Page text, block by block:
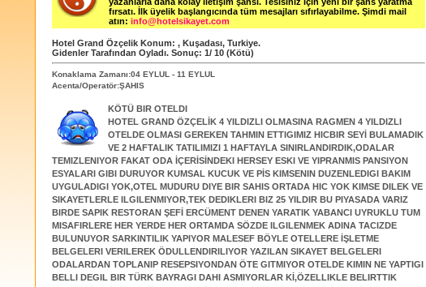
fırsatı. İlk üyelik başlangıcında tüm mesajları sıfırlayabilme. Şimdi mail
atın: info@hotelsikayet.com
Hotel Grand Özçelik Konum: , Kuşadası, Turkiye.
Gidenler Tarafından Oyladı. Sonuç: 1/ 10 (Kötü)
Konaklama Zamanı:04 EYLUL - 11 EYLUL
Acenta/Operatör:ŞAHIS
KÖTÜ BIR OTELDI
HOTEL GRAND ÖZÇELİK 4 YILDIZLI OLMASINA RAGMEN 4 YILDIZLI
OTELDE OLMASI GEREKEN TAHMIN ETTIGIMIZ HICBIR SEYİ BULAMADIK
VE 2 HAFTALIK TATILIMIZI 1 HAFTAYLA SINIRLANDIRDIK,ODALAR
TEMIZLENIYOR FAKAT ODA İÇERİSİNDEKI HERSEY ESKI VE YIPRANMIS PANSIYON
ESYALARI GIBI DURUYOR KUMSAL KUCUK VE PİS KIMSENIN DUZENLEDIGI BAKIM
UYGULADIGI YOK,OTEL MUDURU DIYE BIR SAHIS ORTADA HIC YOK KIMSE DILEK VE
SIKAYETLERLE ILGILENMIYOR,TEK DEDIKLERI BIZ 25 YILDIR BU PIYASADA VARIZ
BIRDE SAPIK RESTORAN ŞEFİ ERCÜMENT DENEN YARATIK YABANCI UYRUKLU TUM
MISAFIRLERE HER YERDE HER ORTAMDA SÖZDE ILGILENMEK ADINA TACIZDE
BULUNUYOR SARKINTILIK YAPIYOR MALESEF BÖYLE OTELLERE İŞLETME
BELGELERI VERILEREK ÖDULLENDIRILIYOR YAZILAN SIKAYET BELGELERI
ODALARDAN TOPLANIP RESEPSIYONDAN ÖTE GITMIYOR OTELDE KIMIN NE YAPTIGI
BELLI DEGIL BIR TÜRK BAYRAGI DAHI ASMIYORLAR Kİ,ÖZELLIKLE BELIRTTIK